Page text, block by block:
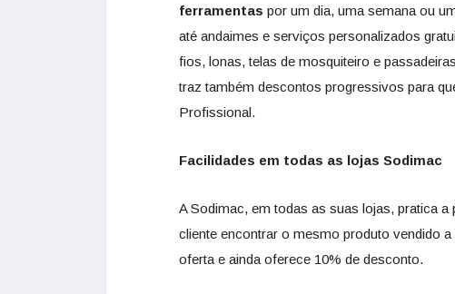
ferramentas por um dia, uma semana ou
até andaimes e serviços personalizados
fios, lonas, telas de mosquiteiro e
traz também descontos progressivos para
Profissional.
Facilidades em todas as lojas Sodimac
A Sodimac, em todas as suas lojas, pratica a
cliente encontrar o mesmo produto vendido
oferta e ainda oferece 10% de desconto.